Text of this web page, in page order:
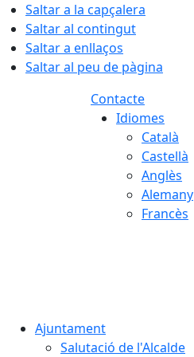
Saltar a la capçalera
Saltar al contingut
Saltar a enllaços
Saltar al peu de pàgina
Contacte
Idiomes
Català
Castellà
Anglès
Alemany
Francès
Ajuntament
Salutació de l'Alcalde